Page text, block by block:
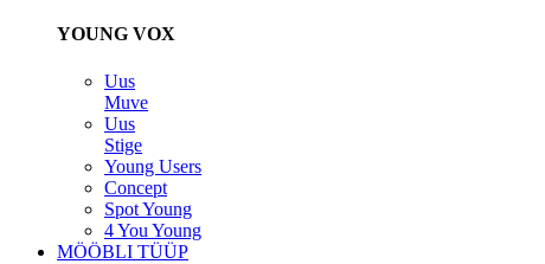
YOUNG VOX
Uus
Muve
Uus
Stige
Young Users
Concept
Spot Young
4 You Young
MÖÖBLI TÜÜP